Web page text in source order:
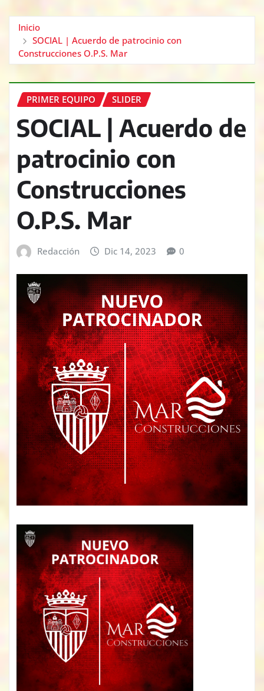
Inicio
SOCIAL | Acuerdo de patrocinio con
Construcciones O.P.S. Mar
PRIMER EQUIPO SLIDER
SOCIAL | Acuerdo de
patrocinio con
Construcciones
O.P.S. Mar
Redacción Dic 14, 2023 0